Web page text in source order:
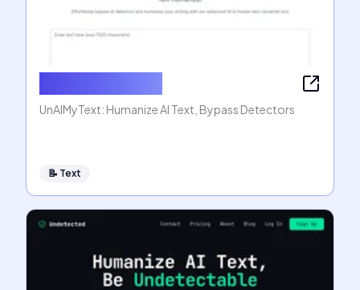
UnAIMyText: Humanize AI Text, Bypass Detectors
📝 Text